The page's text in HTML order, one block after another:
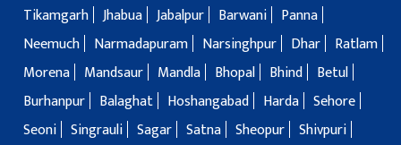
Tikamgarh Jhabua Jabalpur Barwani
Panna
Neemuch
Narmadapuram Narsinghpur Dhar
Ratlam
Morena
Mandsaur Mandla Bhopal Bhind
Betul
Burhanpur
Balaghat Hoshangabad Harda Sehore
Seoni Singrauli Sagar Satna Sheopur Shivpuri